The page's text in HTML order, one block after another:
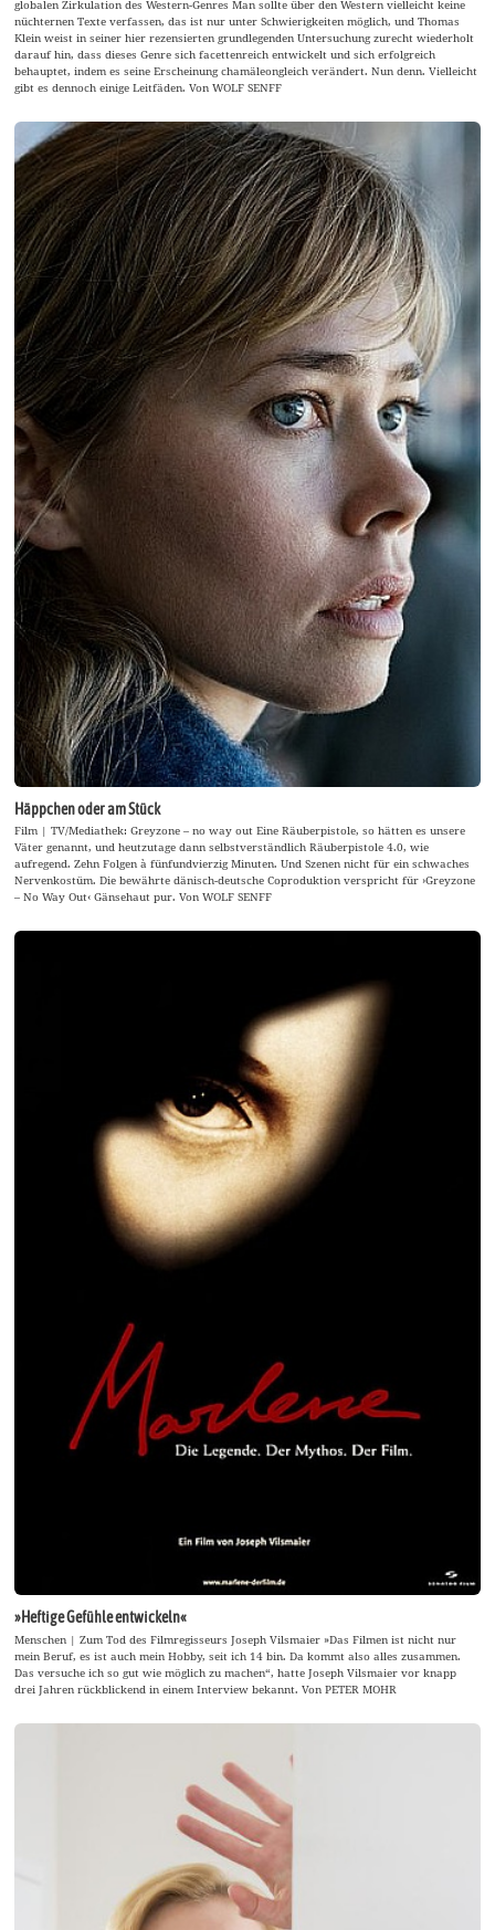
globalen Zirkulation des Western-Genres Man sollte über den Western vielleicht keine
nüchternen Texte verfassen, das ist nur unter Schwierigkeiten möglich, und Thomas
Klein weist in seiner hier rezensierten grundlegenden Untersuchung zurecht wiederholt
darauf hin, dass dieses Genre sich facettenreich entwickelt und sich erfolgreich
behauptet, indem es seine Erscheinung chamäleongleich verändert. Nun denn. Vielleicht
gibt es dennoch einige Leitfäden. Von WOLF SENFF
Häppchen oder am Stück
Film | TV/Mediathek: Greyzone – no way out Eine Räuberpistole, so hätten es unsere
Väter genannt, und heutzutage dann selbstverständlich Räuberpistole 4.0, wie
aufregend. Zehn Folgen à fünfundvierzig Minuten. Und Szenen nicht für ein schwaches
Nervenkostüm. Die bewährte dänisch-deutsche Coproduktion verspricht für ›Greyzone
– No Way Out‹ Gänsehaut pur. Von WOLF SENFF
»Heftige Gefühle entwickeln«
Menschen | Zum Tod des Filmregisseurs Joseph Vilsmaier »Das Filmen ist nicht nur
mein Beruf, es ist auch mein Hobby, seit ich 14 bin. Da kommt also alles zusammen.
Das versuche ich so gut wie möglich zu machen“, hatte Joseph Vilsmaier vor knapp
drei Jahren rückblickend in einem Interview bekannt. Von PETER MOHR